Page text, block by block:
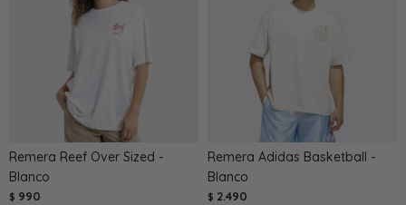
Remera Reef Over Sized -
Blanco
$ 990
Remera Adidas Basketball -
Blanco
$ 2.490